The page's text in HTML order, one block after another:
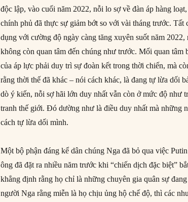
độc lập, vào cuối năm 2022, nỗi lo sợ về đàn áp hàng
chính phủ đã thực sự giảm bớt so với vài tháng trước. Tất
dụng với cường độ ngày càng tăng xuyên suốt năm
không còn quan tâm đến chúng như trước. Mối quan tâm
của áp lực phải duy trì sự đoàn kết trong thời chiến, mà
rằng thời thế đã khác – nói cách khác, là đang tự lừa dối
dò ý kiến, nỗi sợ hãi lớn duy nhất vẫn còn ở mức độ như
tranh thế giới. Đó dường như là điều duy nhất mà những
cách tự lừa dối mình.
Một bộ phận đáng kể dân chúng Nga đã bỏ qua việc
ông đã đặt ra nhiều năm trước khi “chiến dịch đặc biệt”
khẳng định rằng họ chỉ là những chuyên gia quân sự
người Nga rằng miễn là họ chịu ủng hộ chế độ, thì các